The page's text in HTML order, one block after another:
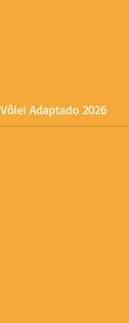
Vôlei Adaptado 2026